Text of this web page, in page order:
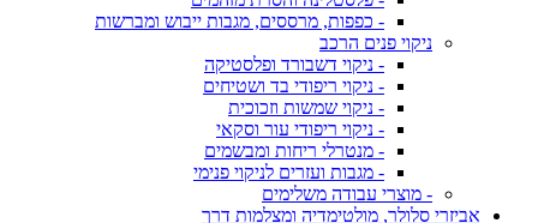
- כפפות, מרססים, מגבות ייבוש ומברשות
ניקוי פנים הרכב
- ניקוי דשבורד ופלסטיקה
- ניקוי ריפודי בד ושטיחים
- ניקוי שמשות וזכוכית
- ניקוי ריפודי עור וסקאי
- מנטרלי ריחות ומבשמים
- מגבות ועזרים לניקוי פנימי
- מוצרי עבודה משלימים
אביזרי סלולר, מולטימדיה ומצלמות דרך